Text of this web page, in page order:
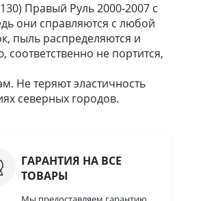
Правый Руль 2000-2007 с
они справляются с любой
пыль распределяются и
не портится,
Не теряют эластичность
северных городов.
ГАРАНТИЯ НА ВСЕ
ТОВАРЫ